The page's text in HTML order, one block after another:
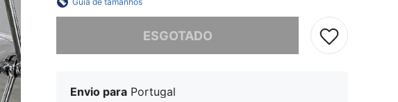
ESGOTADO
Envio para Portugal